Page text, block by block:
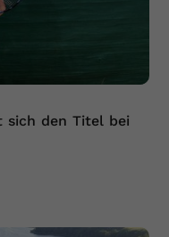
sich den Titel bei